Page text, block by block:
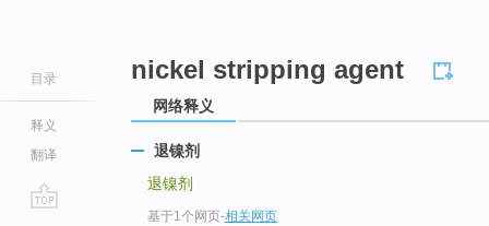
目录
释义
翻译
nickel stripping agent
网络释义
退镍剂
退镍剂
基于1个网页-相关网页